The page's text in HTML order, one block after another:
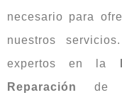
necesario para
nuestros
expertos en la
Reparación
de